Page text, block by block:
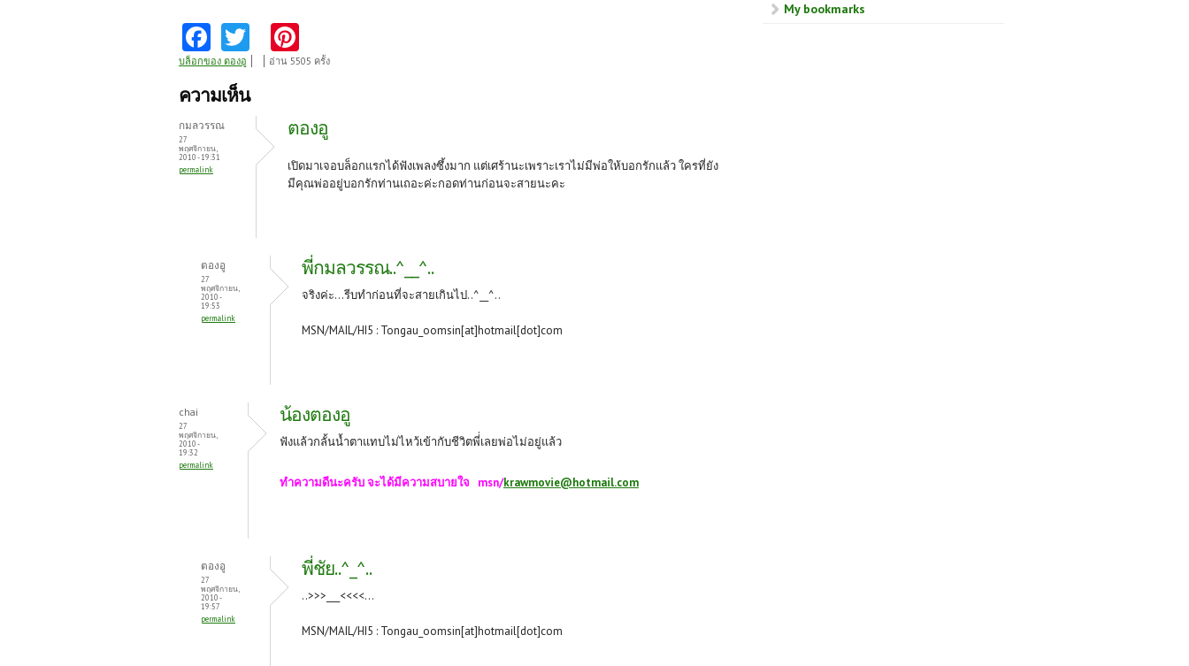
Fa
ce
b
o
o
k
w
itt
er
nt
es
t
บล็อกของ ตองอู อ่าน 5505 ครั้ง
ความเห็น
กมลวรรณ
27
พฤศจิกายน,
2010 - 19:31
permalink
ตองอู
เปิดมาเจอบล็อกแรกได้ฟังเพลงซึ้งมาก แต่เศร้านะเพราะเราไม่มีพ่อให้บอกรักแล้วใครที่ยัง
มีคุณพ่ออยู่บอกรักท่านเถอะค่ะกอดท่านก่อนจะสายนะคะ
ตองอู
27
พฤศจิกายน,
2010 -
19:53
permalink
พี่กมลวรรณ..^__^..
จริงค่ะ...รีบทำก่อนที่จะสายเกินไป..^__^..
MSN/MAIL/HI5 : Tongau_oomsin[at]hotmail[dot]com
chai
27
พฤศจิกายน,
2010 -
19:32
permalink
น้องตองอู
ฟังแล้วกลั้นน้ำตาแทบไม่ไหว้เข้ากับชีวิตพี่่เลยพ่อไม่อยู่แล้ว
ทำความดีนะครับ จะได้มีความสบายใจ msn/krawmovie@hotmail.com
ตองอู
27
พฤศจิกายน,
2010 -
19:57
permalink
พี่ชัย..^_^..
..>>>___<<<<...
MSN/MAIL/HI5 : Tongau_oomsin[at]hotmail[dot]com
My bookmarks